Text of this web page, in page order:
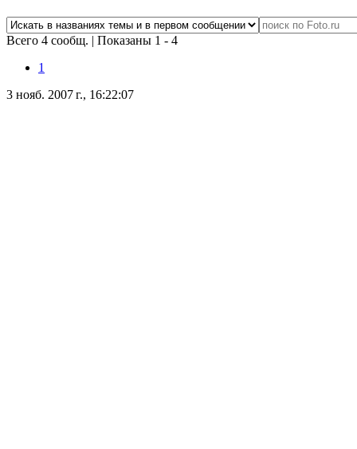
Всего 4 сообщ. | Показаны 1 - 4
1
3 нояб. 2007 г., 16:22:07